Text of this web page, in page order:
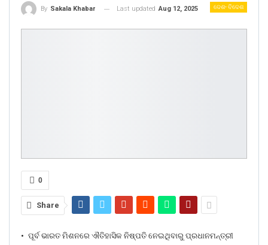
ଦେଶ- ବିଦେଶ
By Sakala Khabar Last updated Aug 12, 2025
0
Share
• ପୂର୍ବ ଭାରତ ମିଶନରେ ଐତିହାସିକ ନିଷ୍ପତି ନେଇଥିବାରୁ ପ୍ରଧାନମନ୍ତ୍ରୀ